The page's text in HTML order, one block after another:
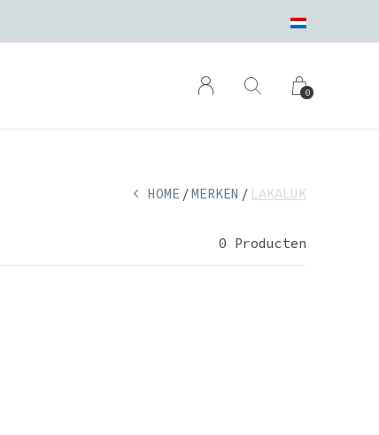
0
HOME MERKEN LAKALUK
0 Producten